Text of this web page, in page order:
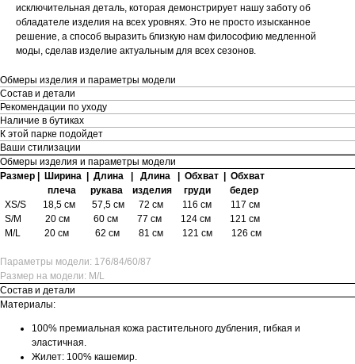
исключительная деталь, которая демонстрирует нашу заботу об
обладателе изделия на всех уровнях. Это не просто изысканное
решение, а способ выразить близкую нам философию медленной
моды, сделав изделие актуальным для всех сезонов.
Обмеры изделия и параметры модели
Состав и детали
Рекомендации по уходу
Наличие в бутиках
К этой парке подойдет
Ваши стилизации
Обмеры изделия и параметры модели
Размер | Ширина | Длина | Длина | Обхват | Обхват
плеча рукава изделия груди бедер
XS/S 18,5 см 57,5 см 72 см
116 см 117 см
S/M 20 см 60 см 77 см
124 см 121 см
M/L
20 см 62 см 81 см 121 см 126 см
Параметры модели: 176/84/60/87
Размер на модели: M/L
Состав и детали
Материалы:
100% премиальная кожа растительного дубления, гибкая и
эластичная.
Жилет: 100% кашемир.